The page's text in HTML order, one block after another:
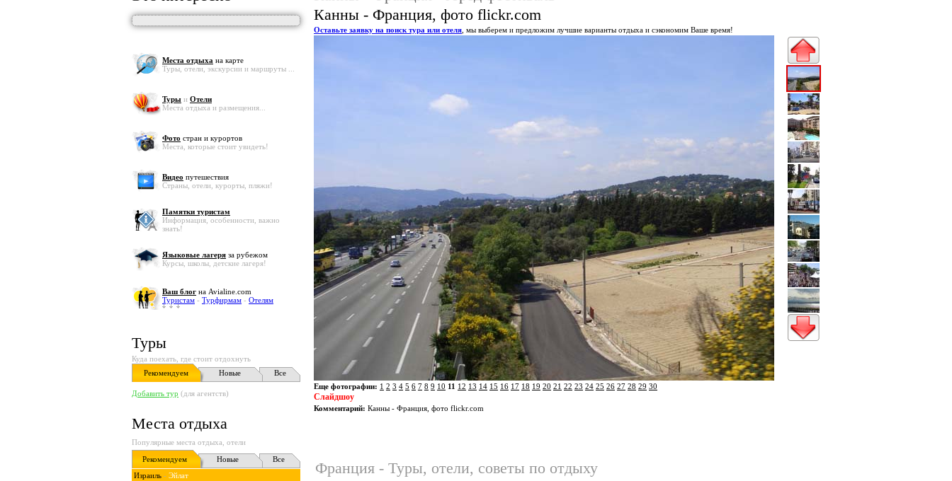
Места отдыха на карте
Туры, отели, экскурсии и маршруты ...
Туры и Отели
Места отдыха и размещения...
Фото стран и курортов
Места, которые стоит увидеть!
Видео путешествия
Страны, отели, курорты, пляжи!
Памятки туристам
Информация, особенности, важно
знать!
Языковые лагеря за рубежом
Курсы, школы, детские лагеря!
Ваш блог на Avialine.com
Туристам - Турфирмам - Отелям
Туры
Куда поехать, где стоит отдохнуть
Рекомендуем
Новые Все
Добавить тур (для агентств)
Места отдыха
Популярные места отдыха, отели
Рекомендуем
Новые
Все
Израиль - Эйлат
Канны - Франция, фото flickr.com
Оставьте заявку на поиск тура или отеля , мы выберем и предложим лучшие варианты отдыха и сэкономим Ваше время!
Еще фотографии: 1 2 3 4 5 6 7 8 9 10 11 12 13 14 15 16 17 18 19 20 21 22 23 24 25 26 27 28 29 30
Слайдшоу
Комментарий: Канны - Франция, фото flickr.com
Франция - Туры, отели, советы по отдыху